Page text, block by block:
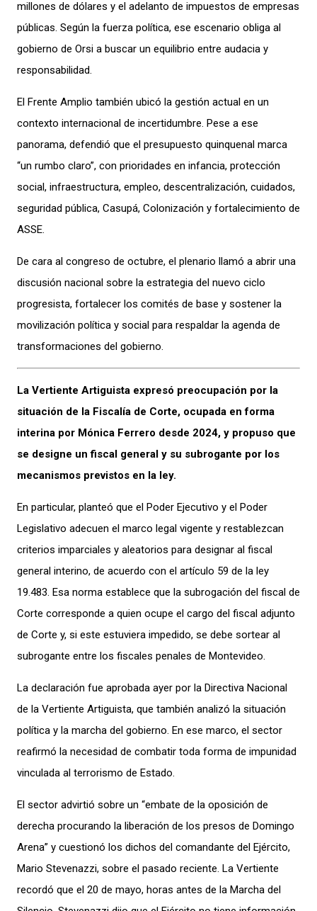
millones de dólares y el adelanto de impuestos de empresas
públicas. Según la fuerza política, ese escenario obliga al
gobierno de Orsi a buscar un equilibrio entre audacia y
responsabilidad.
El Frente Amplio también ubicó la gestión actual en un
contexto internacional de incertidumbre. Pese a ese
panorama, defendió que el presupuesto quinquenal marca
“un rumbo claro”, con prioridades en infancia, protección
social, infraestructura, empleo, descentralización, cuidados,
seguridad pública, Casupá, Colonización y fortalecimiento de
ASSE.
De cara al congreso de octubre, el plenario llamó a abrir una
discusión nacional sobre la estrategia del nuevo ciclo
progresista, fortalecer los comités de base y sostener la
movilización política y social para respaldar la agenda de
transformaciones del gobierno.
La Vertiente Artiguista expresó preocupación por la
situación de la Fiscalía de Corte, ocupada en forma
interina por Mónica Ferrero desde 2024, y propuso que
se designe un fiscal general y su subrogante por los
mecanismos previstos en la ley.
En particular, planteó que el Poder Ejecutivo y el Poder
Legislativo adecuen el marco legal vigente y restablezcan
criterios imparciales y aleatorios para designar al fiscal
general interino, de acuerdo con el artículo 59 de la ley
19.483. Esa norma establece que la subrogación del fiscal de
Corte corresponde a quien ocupe el cargo del fiscal adjunto
de Corte y, si este estuviera impedido, se debe sortear al
subrogante entre los fiscales penales de Montevideo.
La declaración fue aprobada ayer por la Directiva Nacional
de la Vertiente Artiguista, que también analizó la situación
política y la marcha del gobierno. En ese marco, el sector
reafirmó la necesidad de combatir toda forma de impunidad
vinculada al terrorismo de Estado.
El sector advirtió sobre un “embate de la oposición de
derecha procurando la liberación de los presos de Domingo
Arena” y cuestionó los dichos del comandante del Ejército,
Mario Stevenazzi, sobre el pasado reciente. La Vertiente
recordó que el 20 de mayo, horas antes de la Marcha del